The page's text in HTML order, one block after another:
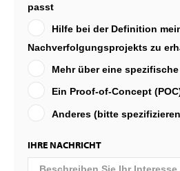
passt
Hilfe bei der Definition
Nachverfolgungsprojekts zu
Mehr über eine
Ein Proof-of-Concept
Anderes (bitte
IHRE NACHRICHT